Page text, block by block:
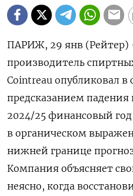
ПАРИЖ, 29 янв (Рейтер)
производитель
Cointreau опубликовал в
предсказанием
2024/25 финансовый
в органическом
нижней границе
Компания объясняет
неясно, когда